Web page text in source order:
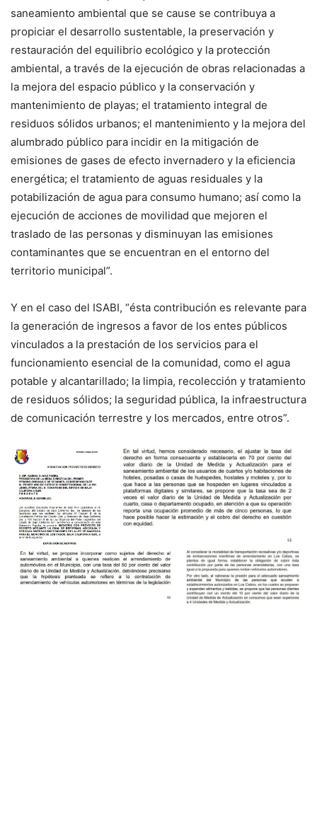
saneamiento ambiental que se cause se contribuya a
propiciar el desarrollo sustentable, la preservación y
restauración del equilibrio ecológico y la protección
ambiental, a través de la ejecución de obras relacionadas a
la mejora del espacio público y la conservación y
mantenimiento de playas; el tratamiento integral de
residuos sólidos urbanos; el mantenimiento y la mejora del
alumbrado público para incidir en la mitigación de
emisiones de gases de efecto invernadero y la eficiencia
energética; el tratamiento de aguas residuales y la
potabilización de agua para consumo humano; así como la
ejecución de acciones de movilidad que mejoren el
traslado de las personas y disminuyan las emisiones
contaminantes que se encuentran en el entorno del
territorio municipal”.
Y en el caso del ISABI, “ésta contribución es relevante para
la generación de ingresos a favor de los entes públicos
vinculados a la prestación de los servicios para el
funcionamiento esencial de la comunidad, como el agua
potable y alcantarillado; la limpia, recolección y tratamiento
de residuos sólidos; la seguridad pública, la infraestructura
de comunicación terrestre y los mercados, entre otros”.